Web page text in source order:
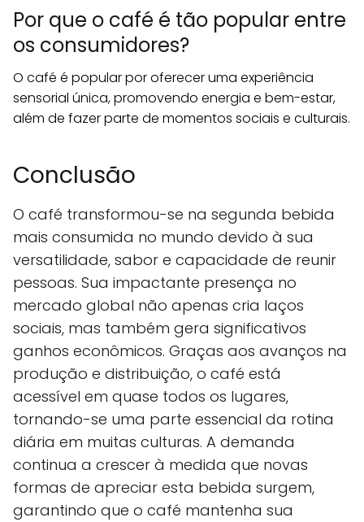
Por que o café é tão popular entre
os consumidores?
O café é popular por oferecer uma experiência
sensorial única, promovendo energia e bem-estar,
além de fazer parte de momentos sociais e culturais.
Conclusão
O café transformou-se na segunda bebida
mais consumida no mundo devido à sua
versatilidade, sabor e capacidade de reunir
pessoas. Sua impactante presença no
mercado global não apenas cria laços
sociais, mas também gera significativos
ganhos econômicos. Graças aos avanços na
produção e distribuição, o café está
acessível em quase todos os lugares,
tornando-se uma parte essencial da rotina
diária em muitas culturas. A demanda
continua a crescer à medida que novas
formas de apreciar esta bebida surgem,
garantindo que o café mantenha sua